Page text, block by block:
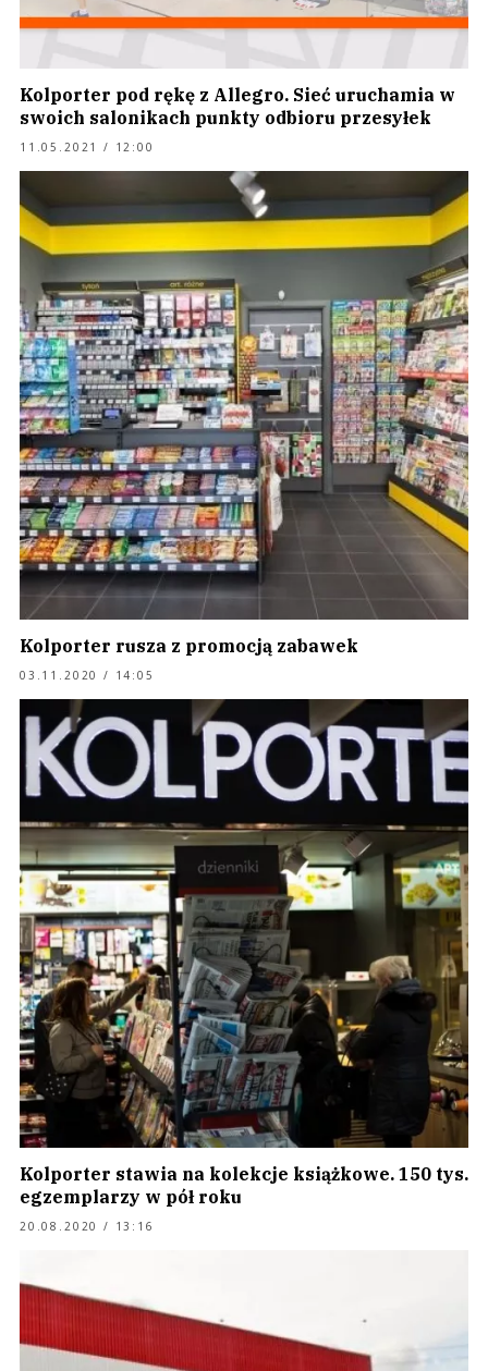
Kolporter pod rękę z Allegro. Sieć uruchamia w
swoich salonikach punkty odbioru przesyłek
11.05.2021 / 12:00
Kolporter rusza z promocją zabawek
03.11.2020 / 14:05
Kolporter stawia na kolekcje książkowe. 150 tys.
egzemplarzy w pół roku
20.08.2020 / 13:16